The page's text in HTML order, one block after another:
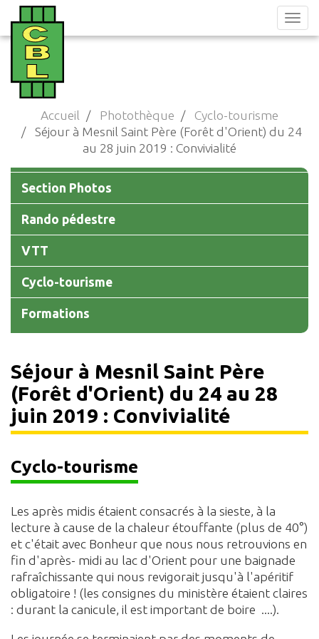
Aller
au
contenu
principal
Accueil Photothèque
Cyclo-tourisme
Séjour à Mesnil Saint Père (Forêt d'Orient) du 24
au 28 juin 2019 : Convivialité
Photothèque
Section Photos
Rando pédestre
VTT
Cyclo-tourisme
Formations
Séjour à Mesnil Saint Père
(Forêt d'Orient) du 24 au 28
juin 2019 : Convivialité
Cyclo-tourisme
Les après midis étaient consacrés à la sieste, à la
lecture à cause de la chaleur étouffante (plus de 40°)
et c'était avec Bonheur que nous nous retrouvions en
fin d'après- midi au lac d'Orient pour une baignade
rafraîchissante qui nous revigorait jusqu'à l'apéritif
obligatoire ! (les consignes du ministère étaient claires
: durant la canicule, il est important de boire ....).